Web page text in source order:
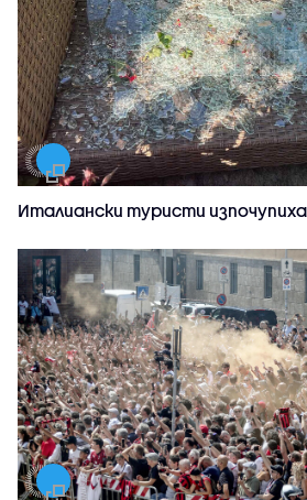
Италиански туристи